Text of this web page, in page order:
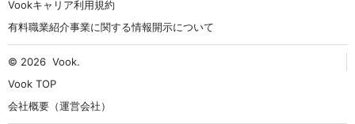
Vookキャリア利用規約
有料職業紹介事業に関する情報開示について
© 2026 Vook.
Vook TOP
会社概要（運営会社）